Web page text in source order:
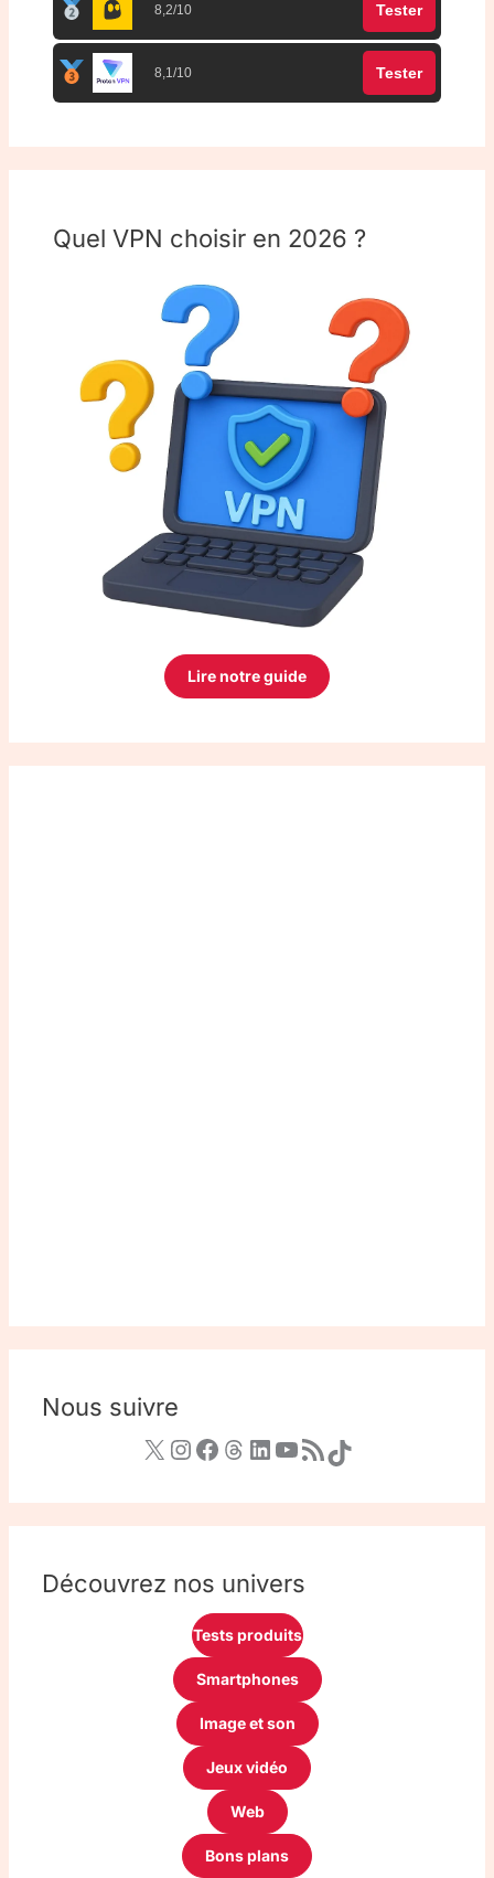
8,2/10 Tester
8,1/10 Tester
Quel VPN choisir en 2026 ?
Lire notre guide
Nous suivre
Découvrez nos univers
Tests produits
Smartphones
Image et son
Jeux vidéo
Web
Bons plans